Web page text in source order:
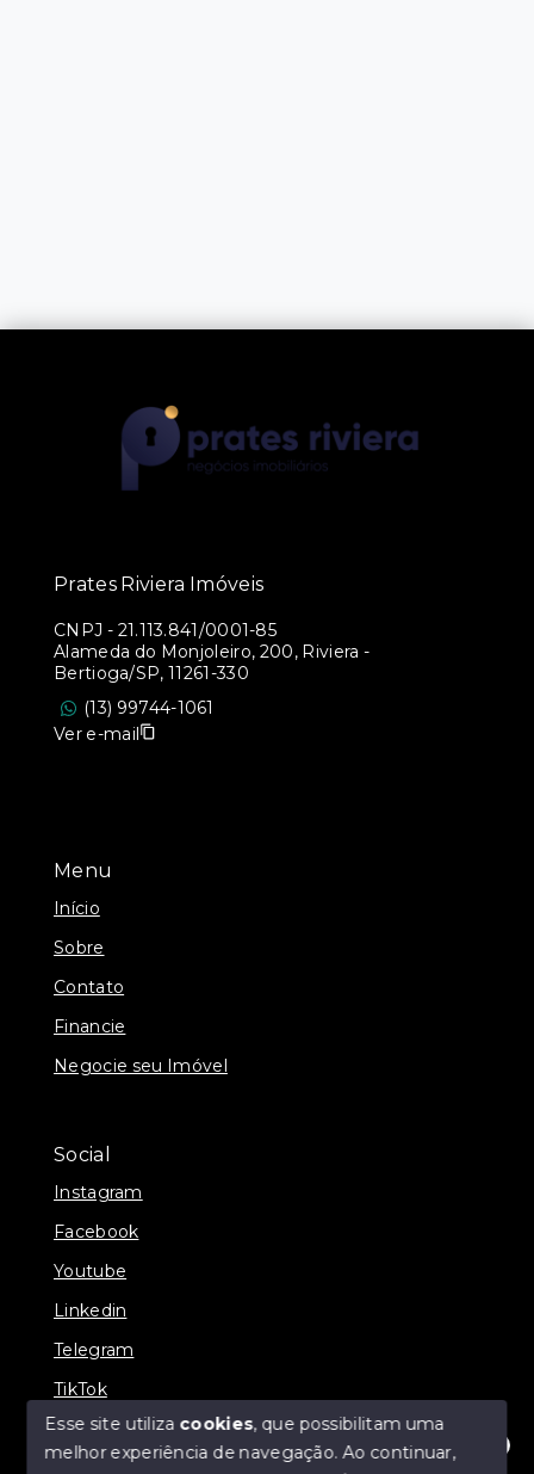
Menu
Início
Sobre
Contato
Financie
Negocie seu Imóvel
Social
Instagram
Facebook
Youtube
Linkedin
Telegram
TikTok
Prates Riviera Imóveis
CNPJ - 21.113.841/0001-85
Alameda do Monjoleiro, 200, Riviera -
Bertioga/SP, 11261-330
(13) 99744-1061
Ver e-mail
Esse site utiliza cookies, que possibilitam uma
melhor experiência de navegação.Ao continuar,